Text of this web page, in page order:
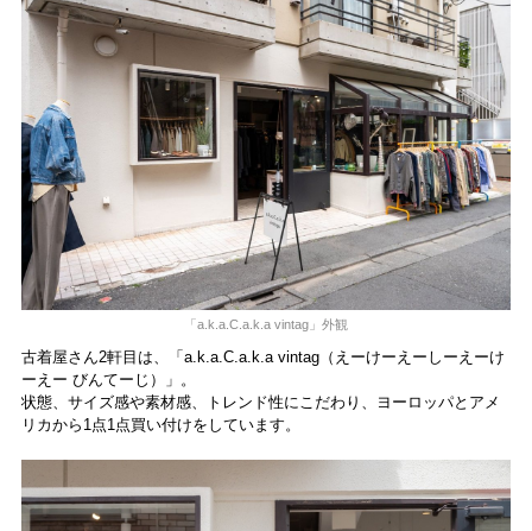
「a.k.a.C.a.k.a vintag」外観
古着屋さん2軒目は、「a.k.a.C.a.k.a vintag（えーけーえーしーえーけ
ーえー びんてーじ）」。
状態、サイズ感や素材感、トレンド性にこだわり、ヨーロッパとアメ
リカから1点1点買い付けをしています。